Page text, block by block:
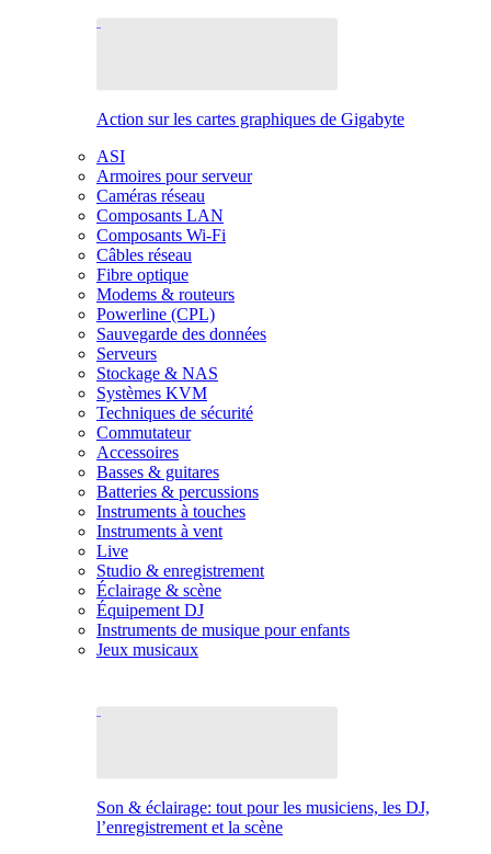
Action sur les cartes graphiques de Gigabyte
ASI
Armoires pour serveur
Caméras réseau
Composants LAN
Composants Wi-Fi
Câbles réseau
Fibre optique
Modems & routeurs
Powerline (CPL)
Sauvegarde des données
Serveurs
Stockage & NAS
Systèmes KVM
Techniques de sécurité
Commutateur
Accessoires
Basses & guitares
Batteries & percussions
Instruments à touches
Instruments à vent
Live
Studio & enregistrement
Éclairage & scène
Équipement DJ
Instruments de musique pour enfants
Jeux musicaux
Son & éclairage: tout pour les musiciens, les DJ,
l’enregistrement et la scène